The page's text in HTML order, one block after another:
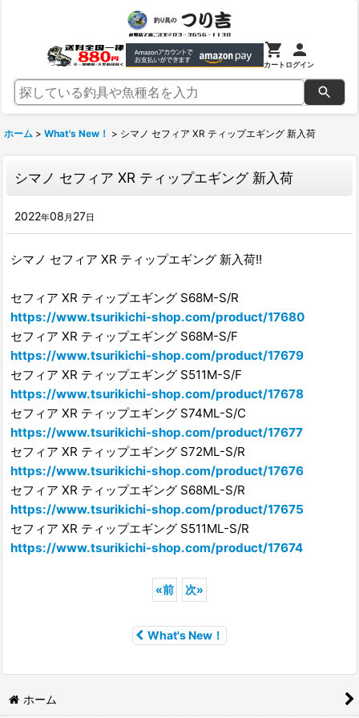
カートログイン
ホーム > What's New！ > シマノ セフィア XR ティップエギング 新入荷
シマノ セフィア XR ティップエギング 新入荷
2022年08 月 27日
シマノ セフィア XR ティップエギング 新入荷!!
セフィア XR ティップエギング S68M-S/R
https://www.tsurikichi-shop.com/product/17680
セフィア XR ティップエギング S68M-S/F
https://www.tsurikichi-shop.com/product/17679
セフィア XR ティップエギング S511M-S/F
https://www.tsurikichi-shop.com/product/17678
セフィア XR ティップエギング S74ML-S/C
https://www.tsurikichi-shop.com/product/17677
セフィア XR ティップエギング S72ML-S/R
https://www.tsurikichi-shop.com/product/17676
セフィア XR ティップエギング S68ML-S/R
https://www.tsurikichi-shop.com/product/17675
セフィア XR ティップエギング S511ML-S/R
https://www.tsurikichi-shop.com/product/17674
«前 次»
What's New！
ホーム